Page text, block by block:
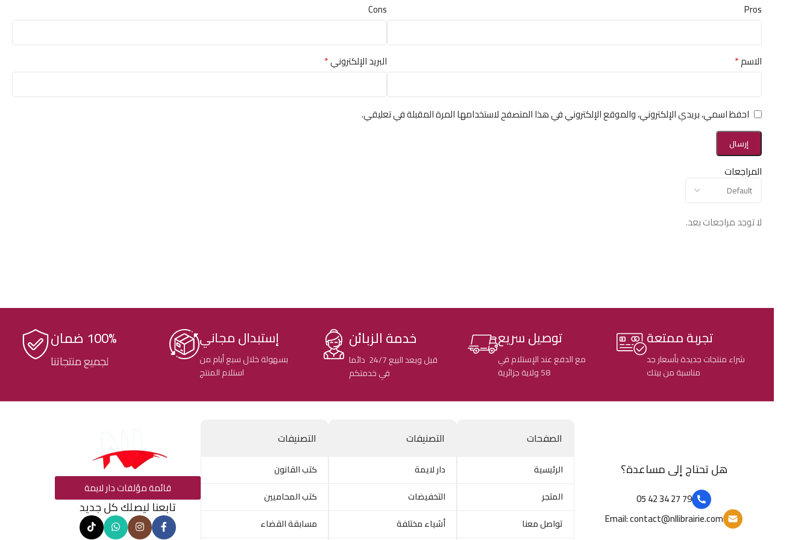
المراجعات
لا توجد مراجعات بعد.
Pros
Cons
الاسم* البريد الإلكتروني*
احفظ اسمي، بريدي الإلكتروني، والموقع الإلكتروني في هذا المتصفح لاستخدامها المرة المقبلة في تعليقي.
تجربة ممتعة
شراء منتجات جديدة بأسعار جد
مناسبة من بيتك
توصيل سريع
مع الدفع عند الإستلام في
58 ولاية جزائرية
خدمة الزبائن
قبل وبعد البيع 24/7 دائما
في خدمتكم
إستبدال مجاني
بسهولة خلال سبع أيام من
استلام المنتج
100% ضمان
لجميع منتجاتنا
هل تحتاج إلى مساعدة؟
79 27 34 42 05
Email: contact@nllibrairie.com
الصفحات
الرئيسية
المتجر
تواصل معنا
التصنيفات
دار لايمة
التخفيضات
أشياء مختلفة
التصنيفات
كتب القانون
كتب المحاميين
مسابقة القضاء
قائمة مؤلفات دار لايمة
تابعنا ليصلك كل جديد